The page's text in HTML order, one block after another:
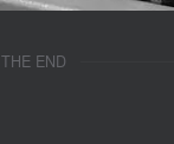
THE END